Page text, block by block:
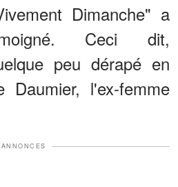
Dimanche" a
Ceci dit,
peu dérapé en
Daumier, l'ex-femme
ANNONCES